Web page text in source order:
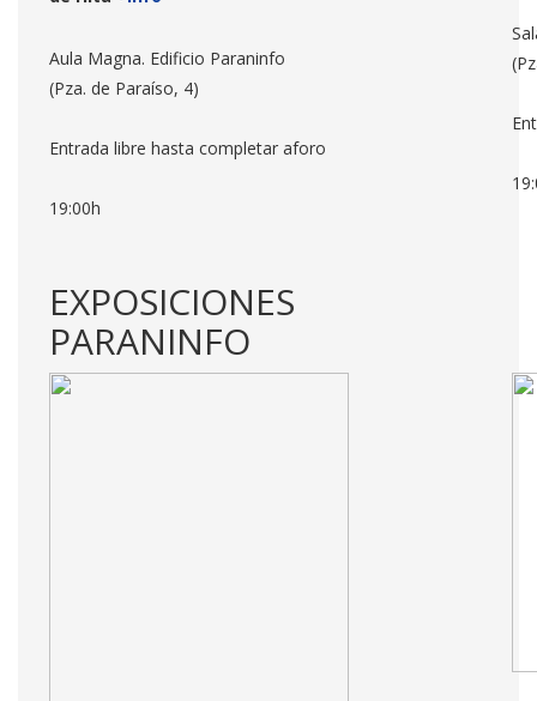
Aula Magna. Edificio Paraninfo
(Pza. de Paraíso, 4)
Entrada libre hasta completar aforo
19:00h
EXPOSICIONES
PARANINFO